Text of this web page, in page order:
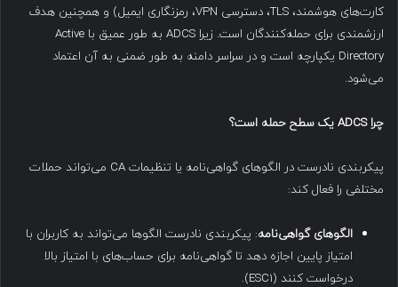
کارت‌های هوشمند، TLS، دسترسی VPN، رمزنگاری ایمیل) و همچنین هدف
ارزشمندی برای حمله‌کنندگان است. زیرا ADCS به طور عمیق با Active
Directory یکپارچه است و در سراسر دامنه به طور ضمنی به آن اعتماد
می‌شود.
چراADCS یک سطح حمله است؟
پیکربندی نادرست در الگوهای گواهی‌نامه یا تنظیمات CA می‌تواند حملات
مختلفی را فعال کند:
الگوهای گواهی‌نامه: پیکربندی نادرست الگوها می‌تواند به کاربران با
امتیاز پایین اجازه دهد تا گواهی‌نامه برای حساب‌های با امتیاز بالا
درخواست کنند (ESC1).